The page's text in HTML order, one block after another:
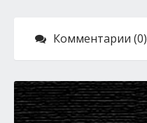
Комментарии (0)